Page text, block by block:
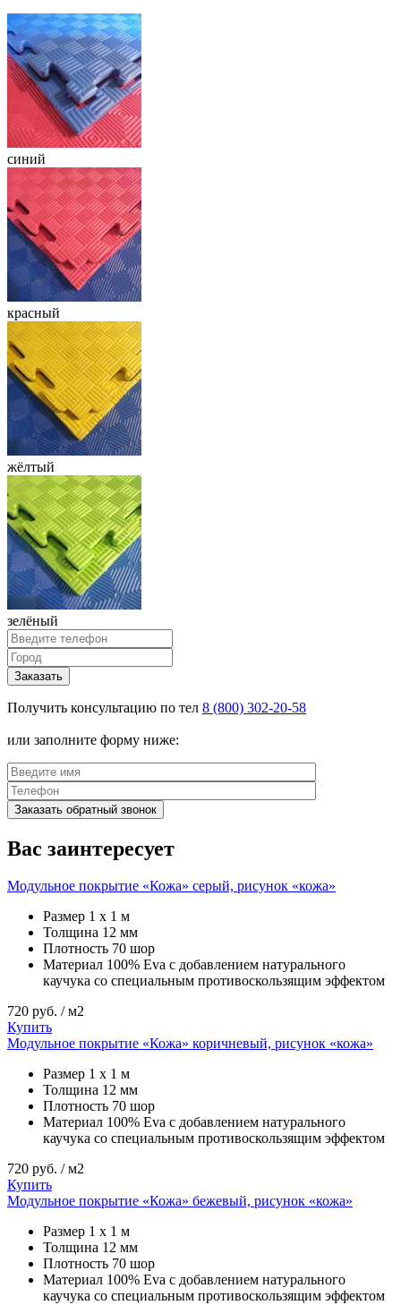
синий
красный
жёлтый
зелёный
Заказать
Получить консультацию по тел 8 (800) 302-20-58
или заполните форму ниже:
Заказать обратный звонок
Вас заинтересует
Модульное покрытие «Кожа» серый, рисунок «кожа»
Размер 1 х 1 м
Толщина 12 мм
Плотность 70 шор
Материал 100% Eva с добавлением натурального
каучука со специальным противоскользящим эффектом
720 руб. / м2
Купить
Модульное покрытие «Кожа» коричневый, рисунок «кожа»
Размер 1 х 1 м
Толщина 12 мм
Плотность 70 шор
Материал 100% Eva с добавлением натурального
каучука со специальным противоскользящим эффектом
720 руб. / м2
Купить
Модульное покрытие «Кожа» бежевый, рисунок «кожа»
Размер 1 х 1 м
Толщина 12 мм
Плотность 70 шор
Материал 100% Eva с добавлением натурального
каучука со специальным противоскользящим эффектом